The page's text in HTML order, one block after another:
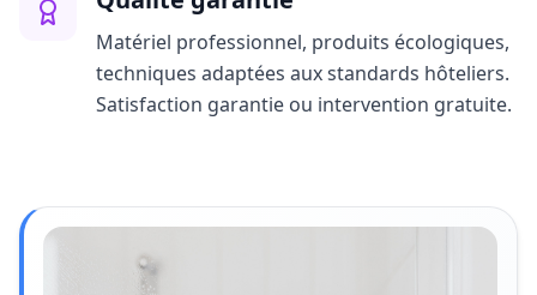
Matériel professionnel, produits écologiques,
techniques adaptées aux standards hôteliers.
Satisfaction garantie ou intervention gratuite.